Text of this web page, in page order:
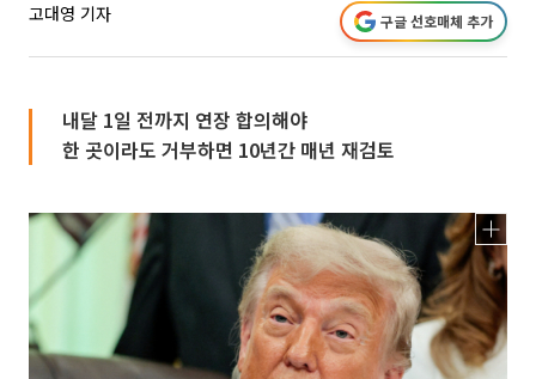
고대영 기자 구글 선호매체 추가
내달 1일 전까지 연장 합의해야
한 곳이라도 거부하면 10년간 매년 재검토